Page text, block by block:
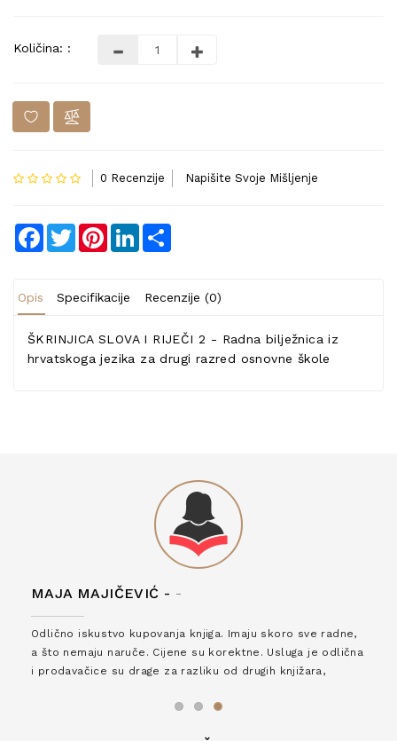
Količina: :
0 Recenzije Napišite Svoje Mišljenje
Facebook
TwitterPinterestLinkedIn
Opis Specifikacije Recenzije (0)
ŠKRINJICA SLOVA I RIJEČI 2 - Radna bilježnica iz
hrvatskoga jezika za drugi razred osnovne škole
MAJA MAJIČEVIĆ - -
Odlično iskustvo kupovanja knjiga. Imaju skoro sve radne,
a što nemaju naruče. Cijene su korektne. Usluga je odlična
i prodavačice su drage za razliku od drugih knjižara,